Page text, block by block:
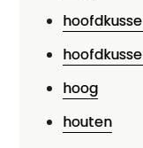
hoog
houten